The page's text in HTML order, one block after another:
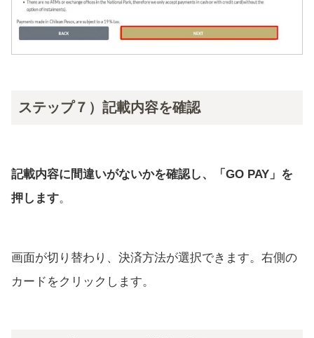
ステップ７）記載内容を確認
記載内容に間違いがないかを確認し、「GO PAY」を
押します。
画面が切り替わり、決済方法が選択できます。右側の
カードをクリックします。